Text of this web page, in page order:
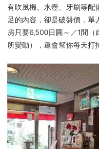
有吹風機、水壺、牙刷等
足的內容，卻是破盤價，
房只要6,500日圓～／1間
所變動），還會幫你每天打